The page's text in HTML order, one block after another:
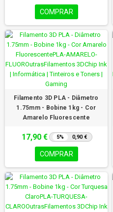
COMPRAR
Filamento 3D PLA - Diâmetro
1.75mm - Bobine 1kg - Cor
Amarelo Fluorescente
17,90 € 5% 0,90 €
COMPRAR